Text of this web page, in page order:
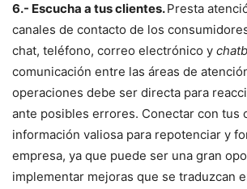
6.- Escucha a tus clientes.Presta
canales de contacto de los
chat, teléfono, correo electrónico y
comunicación entre las áreas de
operaciones debe ser directa para
ante posibles errores. Conectar con tus
información valiosa para repotenciar y
empresa, ya que puede ser una gran
implementar mejoras que se traduzcan